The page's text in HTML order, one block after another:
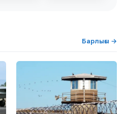
Барлығы →